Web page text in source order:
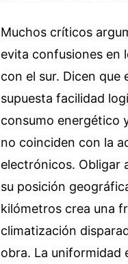
Muchos críticos
evita confusiones en
con el sur. Dicen que
supuesta facilidad
consumo energético
no coinciden con la
electrónicos. Obligar
su posición
kilómetros crea una
climatización
obra. La uniformidad